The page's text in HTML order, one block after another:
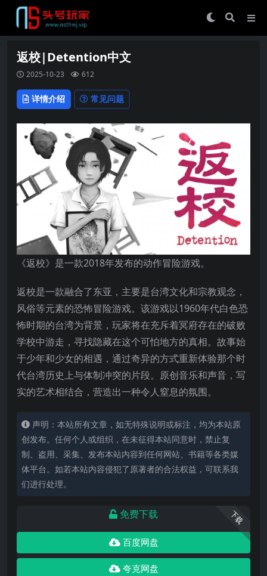
返校|Detention中文
2025-10-23 612
详情介绍 常见问题
《返校》是一款2018年发布的动作冒险游戏。
返校是一款融合了东亚，主要是台湾文化和宗教观念，
风俗等元素的恐怖冒险游戏。该游戏以1960年代白色恐
怖时期的台湾为背景，玩家将在充斥着冥府存在的破败
学校中游走，寻找隐藏在这个可怕地方的真相。故事始
于少年和少女的相遇，通过奇异的方式重新体验那个时
代台湾历史上与体制冲突的片段。原创音乐和声音，写
实的艺术相结合，营造出一种令人窒息的氛围。
声明：本站所有文章，如无特殊说明或标注，均为本站原
创发布。任何个人或组织，在未征得本站同意时，禁止复
制、盗用、采集、发布本站内容到任何网站、书籍等各类媒
体平台。如若本站内容侵犯了原著者的合法权益，可联系我
们进行处理。
下载
免费下载
百度网盘
夸克网盘